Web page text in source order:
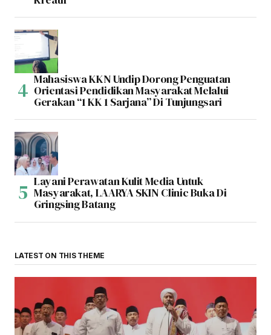
Mahasiswa KKN Undip Dorong Penguatan
Orientasi Pendidikan Masyarakat Melalui
Gerakan “1 KK 1 Sarjana” Di Tunjungsari
Layani Perawatan Kulit Media Untuk
Masyarakat, LAARYA SKIN Clinic Buka Di
Gringsing Batang
LATEST ON THIS THEME